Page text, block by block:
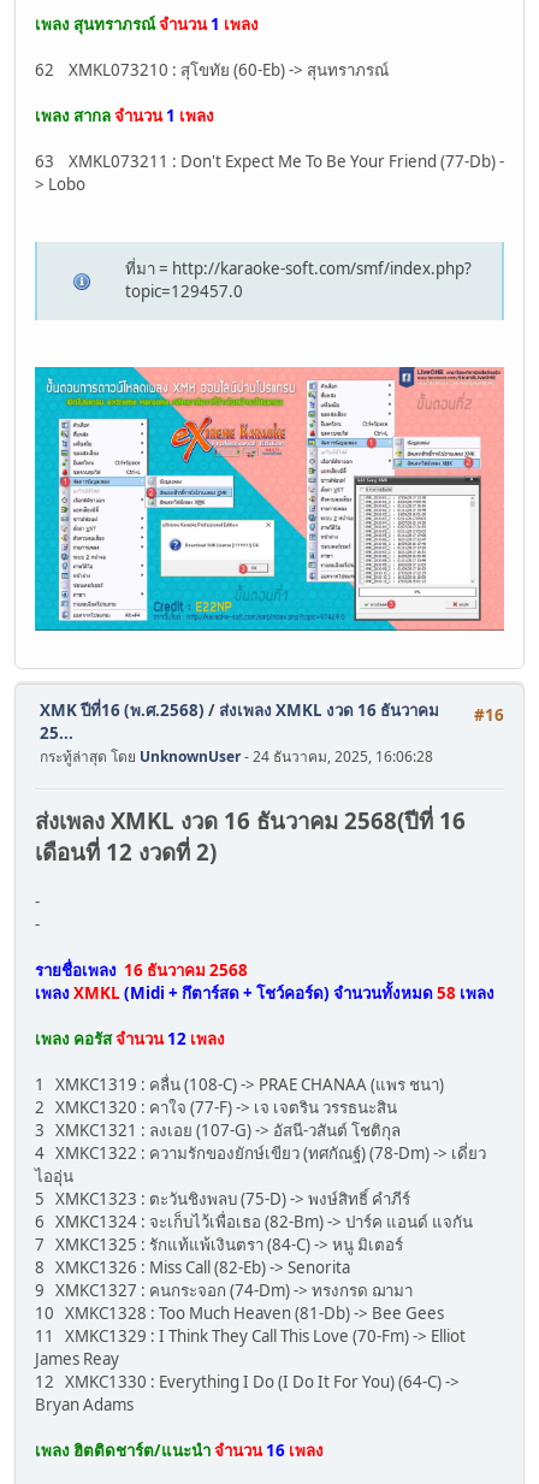
เพลง สุนทราภรณ์จำนวน1 เพลง
62 XMKL073210 : สุโขทัย (60-Eb) -> สุนทราภรณ์
เพลง สากลจำนวน1 เพลง
63 XMKL073211 : Don't Expect Me To Be Your Friend (77-Db) -
> Lobo
ที่มา = http://karaoke-soft.com/smf/index.php?
topic=129457.0
#16
XMK ปีที่16 (พ.ศ.2568) / ส่งเพลง XMKL งวด 16 ธันวาคม
25...
กระทู้ล่าสุด โดย UnknownUser- 24 ธันวาคม, 2025, 16:06:28
ส่งเพลง XMKL งวด 16 ธันวาคม 2568(ปีที่ 16
เดือนที่ 12 งวดที่ 2)
-
-
รายชื่อเพลง 16 ธันวาคม 2568
เพลง XMKL (Midi + กึตาร์สด + โชว์คอร์ด) จำนวนทั้งหมด58 เพลง
เพลง คอรัสจำนวน12 เพลง
1 XMKC1319 : คลื่น (108-C) -> PRAE CHANAA (แพร ชนา)
2 XMKC1320 : คาใจ (77-F) -> เจ เจตริน วรรธนะสิน
3 XMKC1321 : ลงเอย (107-G) -> อัสนี-วสันต์ โชติกุล
4 XMKC1322 : ความรักของยักษ์เขียว (ทศกัณฐ์) (78-Dm) -> เดี่ยว
ไออุ่น
5 XMKC1323 : ตะวันชิงพลบ (75-D) -> พงษ์สิทธิ์ คำภีร์
6 XMKC1324 : จะเก็บไว้เพื่อเธอ (82-Bm) -> ปาร์ค แอนด์ แจกัน
7 XMKC1325 : รักแท้แพ้เงินตรา (84-C) -> หนู มิเตอร์
8 XMKC1326 : Miss Call (82-Eb) -> Senorita
9 XMKC1327 : คนกระจอก (74-Dm) -> ทรงกรด ฌามา
10 XMKC1328 : Too Much Heaven (81-Db) -> Bee Gees
11 XMKC1329 : I Think They Call This Love (70-Fm) -> Elliot
James Reay
12 XMKC1330 : Everything I Do (I Do It For You) (64-C) ->
Bryan Adams
เพลง ฮิตติดชาร์ต/แนะนำจำนวน16 เพลง